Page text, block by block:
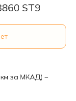
ST9
за МКАД) –